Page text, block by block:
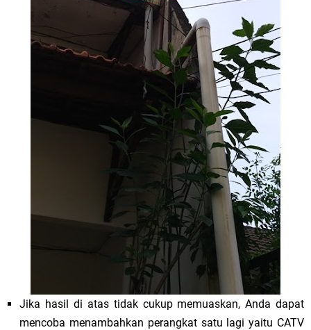
Jika hasil di atas tidak cukup memuaskan, Anda dapat
mencoba menambahkan perangkat satu lagi yaitu CATV